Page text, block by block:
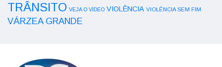
TRÂNSITO VEJA O VÍDEO VIOLÊNCIA VIOLÊNCIA SEM FIM
VÁRZEA GRANDE